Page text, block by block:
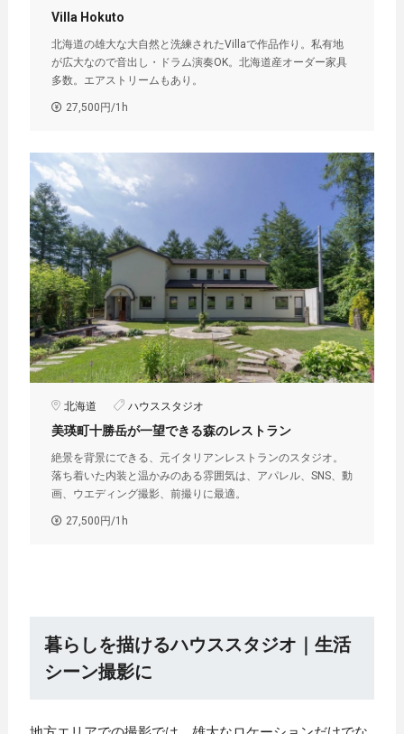
Villa Hokuto
北海道の雄大な大自然と洗練されたVillaで作品作り。私有地
が広大なので音出し・ドラム演奏OK。北海道産オーダー家具
多数。エアストリームもあり。
27,500円/1h
北海道 ハウススタジオ
美瑛町十勝岳が一望できる森のレストラン
絶景を背景にできる、元イタリアンレストランのスタジオ。
落ち着いた内装と温かみのある雰囲気は、アパレル、SNS、動
画、ウエディング撮影、前撮りに最適。
27,500円/1h
暮らしを描けるハウススタジオ｜生活
シーン撮影に